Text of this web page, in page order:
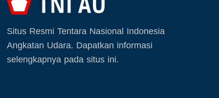
Situs Resmi Tentara Nasional Indonesia
Angkatan Udara. Dapatkan informasi
selengkapnya pada situs ini.